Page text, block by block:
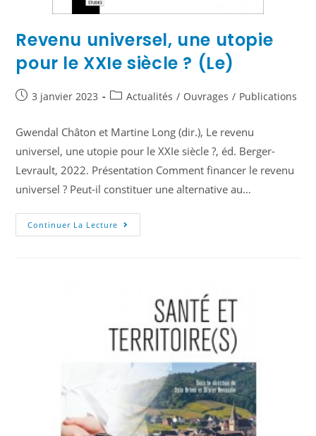
Revenu universel, une utopie
pour le XXIe siècle ? (Le)
3 janvier 2023 Actualités / Ouvrages / Publications
Gwendal Châton et Martine Long (dir.), Le revenu
universel, une utopie pour le XXIe siècle ?, éd. Berger-
Levrault, 2022. Présentation Comment financer le revenu
universel ? Peut-il constituer une alternative au…
Continuer La Lecture